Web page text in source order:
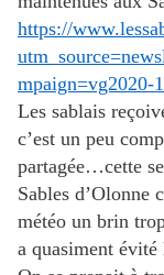
https://
mpaign=vg2020-1
Les sablais
c’est un peu
partagée…cette
Sables d’Olonne
météo un brin
a quasiment évité